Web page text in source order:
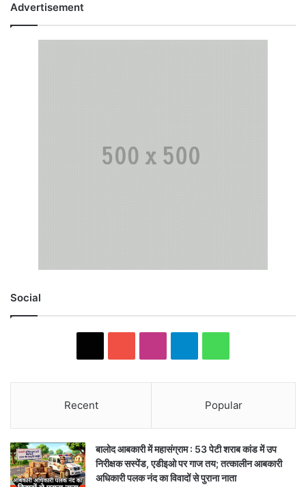
Advertisement
Social
Recent Popular
बालोद आबकारी में महासंग्राम : 53 पेटी शराब कांड में उप
निरीक्षक सस्पेंड, एडीइओ पर गाज तय; तत्कालीन आबकारी
अधिकारी पलक नंद का विवादों से पुराना नाता